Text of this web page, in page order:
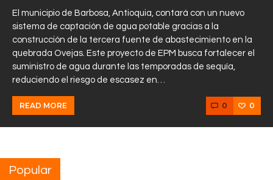
El municipio de Barbosa, Antioquia, contará con un nuevo
sistema de captación de agua potable gracias a la
construcción de la tercera fuente de abastecimiento en la
quebrada Ovejas. Este proyecto de EPM busca fortalecer el
suministro de agua durante las temporadas de sequía,
reduciendo el riesgo de escasez en…
READ MORE 0 0
Popular